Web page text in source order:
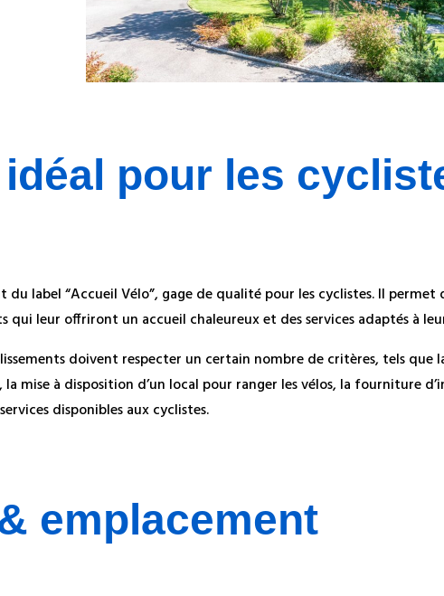
pour les
du label “Accueil Vélo”, gage de qualité pour les cyclistes. Il permet
qui leur offriront un accueil chaleureux et des services adaptés à
doivent respecter un certain nombre de critères, tels que
la mise à disposition d’un local pour ranger les vélos, la fourniture
disponibles aux cyclistes.
emplacement